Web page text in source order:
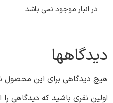
در انبار موجود نمی باشد
دیدگاهها
هیچ دیدگاهی برای این محصول
اولین نفری باشید که دیدگاهی